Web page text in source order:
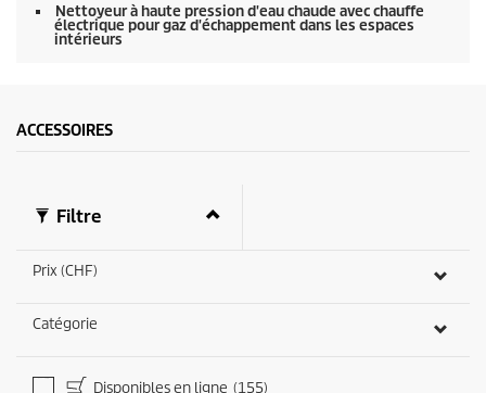
Nettoyeur à haute pression d'eau chaude avec chauffe
électrique pour gaz d'échappement dans les espaces
intérieurs
ACCESSOIRES
Filtre
Prix (CHF)
Catégorie
Disponibles en ligne (155)